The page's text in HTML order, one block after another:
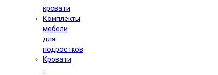
кровати
Комплекты
мебели
для
подростков
Кровати
-